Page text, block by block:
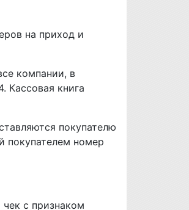
на приход и
компании, в
Кассовая книга
покупателю
покупателем номер
с признаком